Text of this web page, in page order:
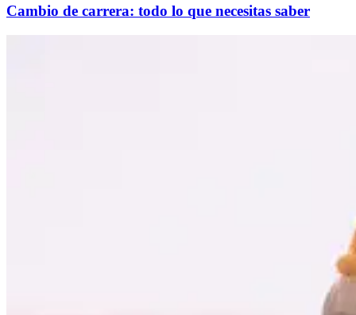
Cambio de carrera: todo lo que necesitas saber